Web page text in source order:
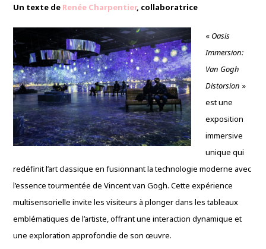
Un texte de Renée Charpentier, collaboratrice
« Oasis
Immersion:
Van Gogh
Distorsion »
est une
exposition
immersive
unique qui
redéfinit l’art classique en fusionnant la technologie moderne avec
l’essence tourmentée de Vincent van Gogh. Cette expérience
multisensorielle invite les visiteurs à plonger dans les tableaux
emblématiques de l’artiste, offrant une interaction dynamique et
une exploration approfondie de son œuvre.